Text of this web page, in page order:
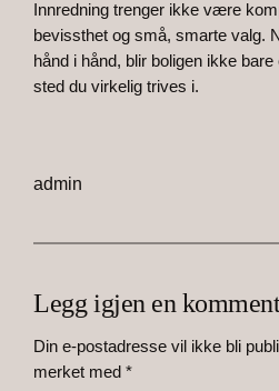
Innredning trenger ikke være
bevissthet og små, smarte valg.
hånd i hånd, blir boligen ikke
sted du virkelig trives i.
admin
Legg igjen en
Din e-postadresse vil ikke bli
merket med*